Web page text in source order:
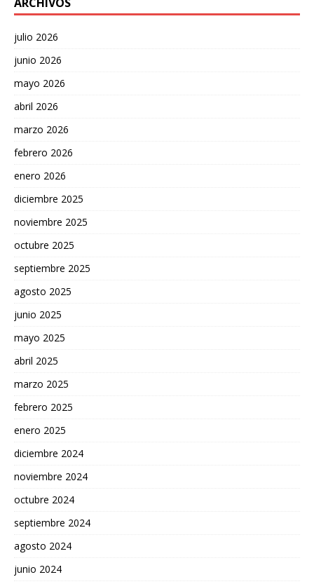
julio 2026
junio 2026
mayo 2026
abril 2026
marzo 2026
febrero 2026
enero 2026
diciembre 2025
noviembre 2025
octubre 2025
septiembre 2025
agosto 2025
junio 2025
mayo 2025
abril 2025
marzo 2025
febrero 2025
enero 2025
diciembre 2024
noviembre 2024
octubre 2024
septiembre 2024
agosto 2024
junio 2024